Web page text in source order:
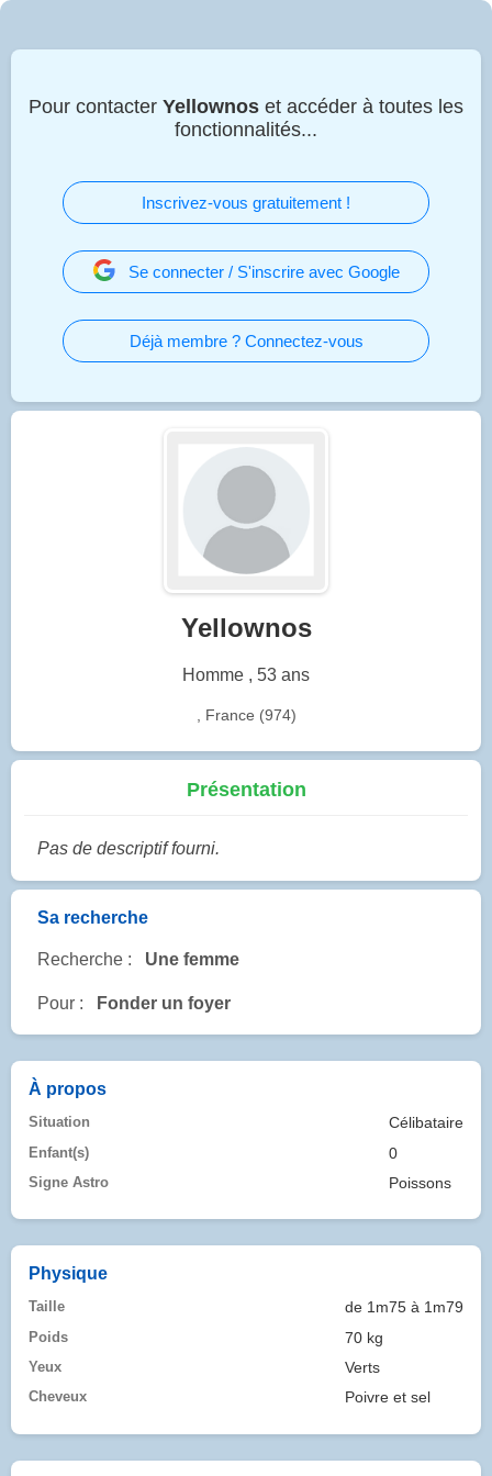
Pour contacter Yellownos et accéder à toutes les
fonctionnalités...
Inscrivez-vous gratuitement !
Se connecter / S'inscrire avec Google
Déjà membre ? Connectez-vous
Yellownos
Homme , 53 ans
, France (974)
Présentation
Pas de descriptif fourni.
Sa recherche
Recherche : Une femme
Pour : Fonder un foyer
À propos
Situation Célibataire
Enfant(s) 0
Signe Astro Poissons
Physique
Taille de 1m75 à 1m79
Poids 70 kg
Yeux Verts
Cheveux Poivre et sel